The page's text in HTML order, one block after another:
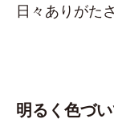
日々ありがた
明るく色づ